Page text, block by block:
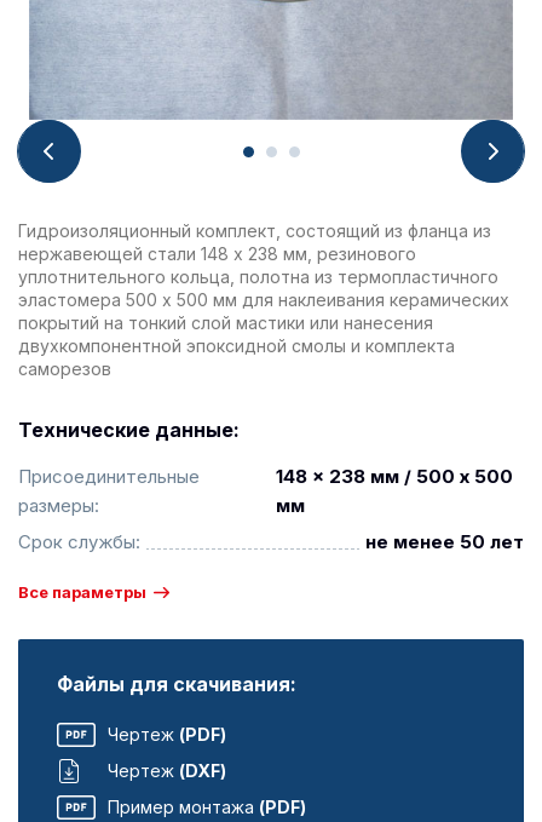
Гидроизоляционный комплект, состоящий из фланца из
нержавеющей стали 148 x 238 мм, резинового
уплотнительного кольца, полотна из термопластичного
эластомера 500 х 500 мм для наклеивания керамических
покрытий на тонкий слой мастики или нанесения
двухкомпонентной эпоксидной смолы и комплекта
саморезов
Технические данные:
Присоединительные
размеры:
148 x 238 мм / 500 x 500
мм
Срок службы:
не менее 50 лет
Все параметры
Файлы для скачивания:
Чертеж (PDF)
Чертеж (DXF)
Пример монтажа (PDF)